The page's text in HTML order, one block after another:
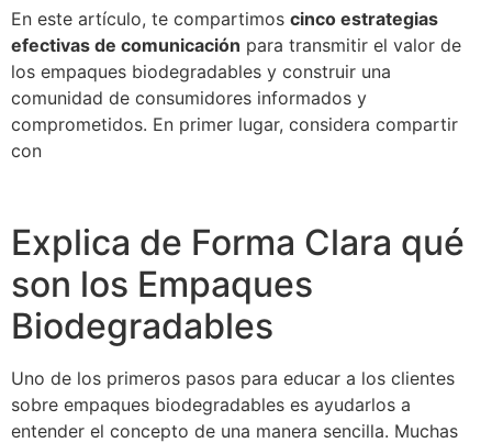
En este artículo, te compartimos cinco estrategias
efectivas de comunicación para transmitir el valor de
los empaques biodegradables y construir una
comunidad de consumidores informados y
comprometidos. En primer lugar, considera compartir
con
Explica de Forma Clara qué
son los Empaques
Biodegradables
Uno de los primeros pasos para educar a los clientes
sobre empaques biodegradables es ayudarlos a
entender el concepto de una manera sencilla. Muchas